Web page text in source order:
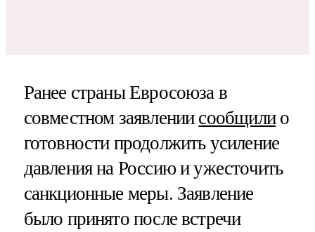
Ранее страны Евросоюза в
совместном заявлении сообщилио
готовности продолжить усиление
давления на Россию и ужесточить
санкционные меры. Заявление
было принято после встречи